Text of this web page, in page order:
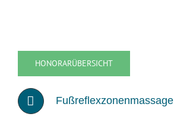
HONORARÜBERSICHT
Fußreflexzonenmassage